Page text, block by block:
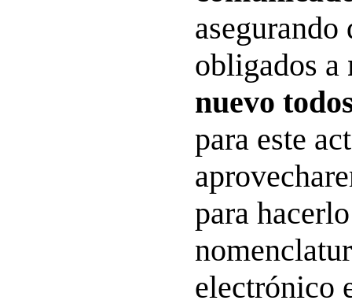
asegurando
obligados a
nuevo
para este
para
electrónico